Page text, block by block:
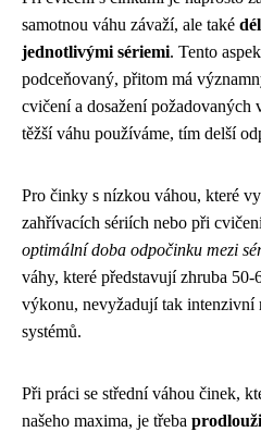
samotnou váhu závaží, ale také
jednotlivými sériemi. Tento
podceňovaný, přitom má
cvičení a dosažení požadovaných
těžší váhu používáme, tím delší
Pro činky s nízkou váhou, které
zahřívacích sériích nebo při
optimální doba odpočinku mezi
váhy, které představují zhruba
výkonu, nevyžadují tak intenzivní
systémů.
Při práci se střední váhou činek,
našeho maxima, je třeba